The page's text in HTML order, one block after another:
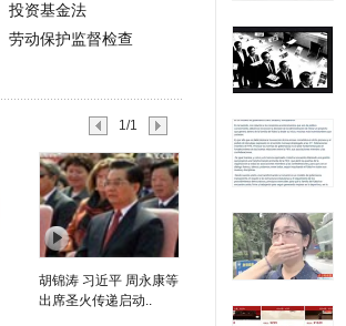
投资基金法
劳动保护监督检查
1/1
胡锦涛 习近平 周永康等
出席圣火传递启动..